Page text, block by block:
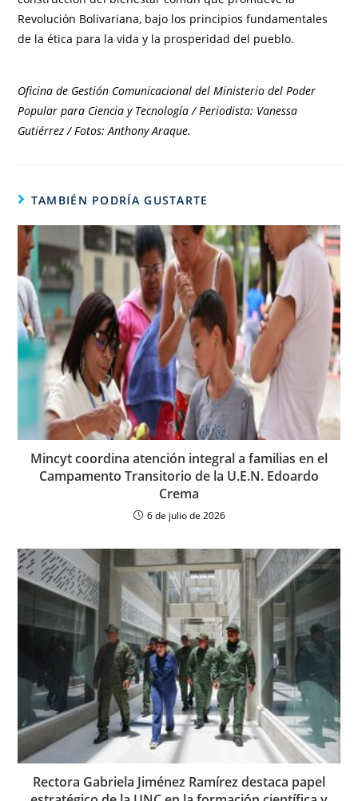
Revolución Bolivariana, bajo los principios fundamentales
de la ética para la vida y la prosperidad del pueblo.
Oficina de Gestión Comunicacional del Ministerio del Poder
Popular para Ciencia y Tecnología / Periodista: Vanessa
Gutiérrez / Fotos: Anthony Araque.
TAMBIÉN PODRÍA GUSTARTE
Mincyt coordina atención integral a familias en el
Campamento Transitorio de la U.E.N. Edoardo
Crema
6 de julio de 2026
Rectora Gabriela Jiménez Ramírez destaca papel